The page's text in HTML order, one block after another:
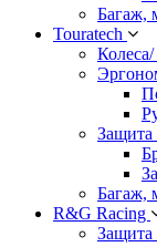
Багаж,
Touratech
Защита
Багаж,
R&G Racing
Защита